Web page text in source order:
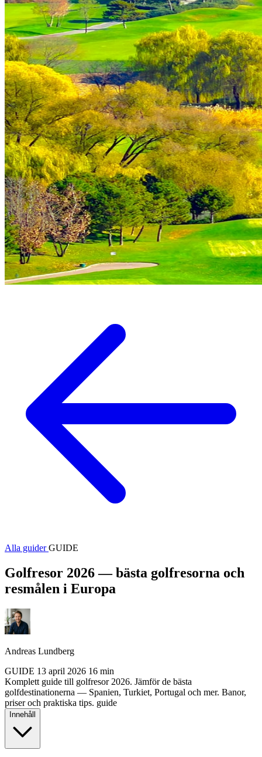
Alla guiderGUIDE
Golfresor 2026 — bästa golfresorna och
resmålen i Europa
Andreas Lundberg
GUIDE 13 april 2026 16 min
Komplett guide till golfresor 2026. Jämför de bästa
golfdestinationerna — Spanien, Turkiet, Portugal och mer. Banor,
priser och praktiska tips. guide
Innehåll